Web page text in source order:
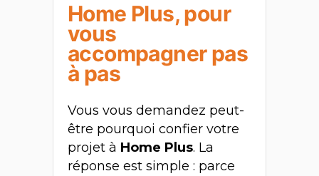
Home Plus, pour
vous
accompagner pas
à pas
Vous vous demandez peut-
être pourquoi confier votre
projet à Home Plus. La
réponse est simple : parce